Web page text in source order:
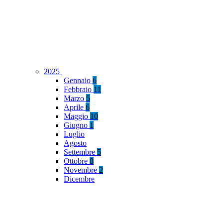
2025
Gennaio 6
Febbraio 11
Marzo 5
Aprile 6
Maggio 10
Giugno 1
Luglio
Agosto
Settembre 5
Ottobre 8
Novembre 2
Dicembre